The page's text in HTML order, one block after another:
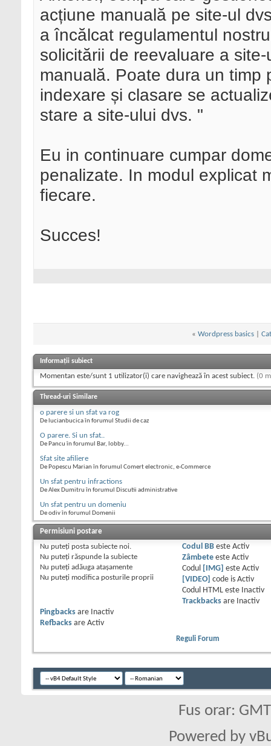
acțiune manuală pe site-ul
a încălcat regulamentul
solicitării de reevaluare a
manuală. Poate dura un timp
indexare și clasare se
stare a site-ului dvs. "
Eu in continuare cumpar
penalizate. In modul explicat
fiecare.
Succes!
« Wordpress basics
Informații subiect
Momentan este/sunt 1 utilizator(i) care navighează în acest subiect. (0
Thread-uri Similare
o parere si un sfat va rog
De lucianbucica în forumul Studii de caz
O parere. Si un sfat..
De Pancu în forumul Bar, lobby...
Sfat site afiliere
De Popescu Marian în forumul Comert electronic, e-Commerce
Un sfat pentru infractions
De Alex Dumitru în forumul Discutii administrative
Un sfat pentru un domeniu
De odiv în forumul Domenii
Permisiuni postare
Nu puteţi posta subiecte noi.
Nu puteţi răspunde la subiecte
Nu puteţi adăuga ataşamente
Nu puteţi modifica posturile proprii
Codul BBeste Activ
Zâmbeteeste Activ
Codul
[IMG] este Activ
[VIDEO] code is Activ
Codul HTML este
Inactiv
Trackbacksare
Inactiv
Pingbacks are
Inactiv
Refbacks are Activ
Reguli Forum
Fus orar:
Powered by